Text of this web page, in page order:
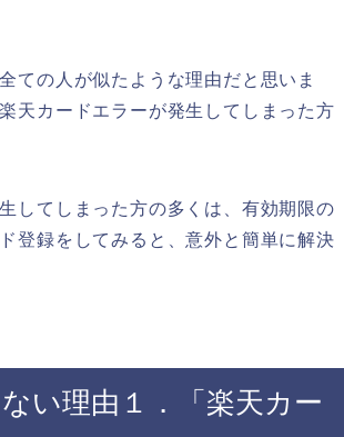
ての人が似たような理由だと思いま
天カードエラーが発生してしまった方
してしまった方の多くは、有効期限の
登録をしてみると、意外と簡単に解決
い理由１．「楽天カー